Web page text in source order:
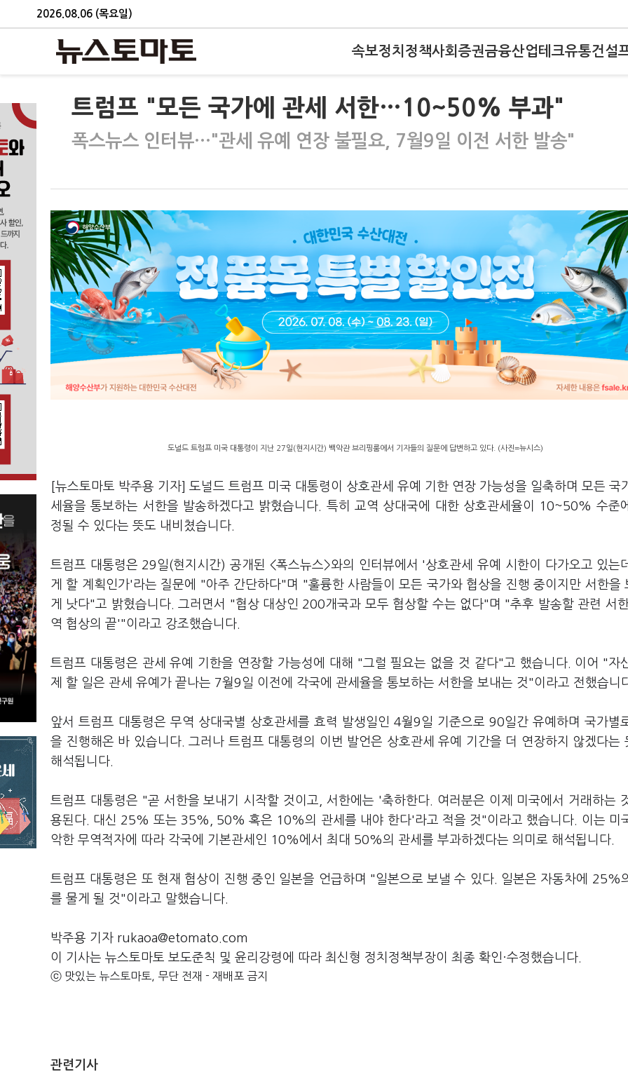
2026.08.06 (목요일)
속보정치 정책사회 증권금융산업테크유통건설
트럼프 "모든 국가에 관세 서한…10~50% 부과"
폭스뉴스 인터뷰…"관세 유예 연장 불필요, 7월9일 이전 서한 발송"
도널드 트럼프 미국 대통령이 지난 27일(현지시간) 백악관 브리핑룸에서 기자들의 질문에 답변하고 있다. (사진=뉴시스)
[뉴스토마토 박주용 기자] 도널드 트럼프 미국 대통령이 상호관세 유예 기한 연장 가능성을 일축하며 모든 국
세율을 통보하는 서한을 발송하겠다고 밝혔습니다. 특히 교역 상대국에 대한 상호관세율이 10~50% 수준
정될 수 있다는 뜻도 내비쳤습니다.
트럼프 대통령은 29일(현지시간) 공개된 <폭스뉴스>와의 인터뷰에서 '상호관세 유예 시한이 다가오고 있는
게 할 계획인가'라는 질문에 "아주 간단하다"며 "훌륭한 사람들이 모든 국가와 협상을 진행 중이지만 서한을
게 낫다"고 밝혔습니다. 그러면서 "협상 대상인 200개국과 모두 협상할 수는 없다"며 "추후 발송할 관련 서
역 협상의 끝'"이라고 강조했습니다.
트럼프 대통령은 관세 유예 기한을 연장할 가능성에 대해 "그럴 필요는 없을 것 같다"고 했습니다. 이어 "자
제 할 일은 관세 유예가 끝나는 7월9일 이전에 각국에 관세율을 통보하는 서한을 보내는 것"이라고 전했습니
앞서 트럼프 대통령은 무역 상대국별 상호관세를 효력 발생일인 4월9일 기준으로 90일간 유예하며 국가별
을 진행해온 바 있습니다. 그러나 트럼프 대통령의 이번 발언은 상호관세 유예 기간을 더 연장하지 않겠다는
해석됩니다.
트럼프 대통령은 "곧 서한을 보내기 시작할 것이고, 서한에는 '축하한다. 여러분은 이제 미국에서 거래하는
용된다. 대신 25% 또는 35%, 50% 혹은 10%의 관세를 내야 한다'라고 적을 것"이라고 했습니다. 이는 미
악한 무역적자에 따라 각국에 기본관세인 10%에서 최대 50%의 관세를 부과하겠다는 의미로 해석됩니다.
트럼프 대통령은 또 현재 협상이 진행 중인 일본을 언급하며 "일본으로 보낼 수 있다. 일본은 자동차에 25%
를 물게 될 것"이라고 말했습니다.
박주용 기자 rukaoa@etomato.com
이 기사는 뉴스토마토 보도준칙 및 윤리강령에 따라 최신형 정치정책부장이 최종 확인·수정했습니다.
ⓒ 맛있는 뉴스토마토, 무단 전재 - 재배포 금지
관련기사